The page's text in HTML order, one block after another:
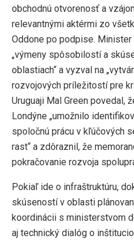
obchodnú otvorenosť a
relevantnými aktérmi zo
Oddone po podpise.
„výmeny spôsobilostí a
oblastiach“ a vyzval na
rozvojových príležitostí pre
Uruguaji Mal Green povedal,
Londýne „umožnilo
spoločnú prácu v kľúčových
rast“ a zdôraznil, že
pokračovanie rozvoja
Pokiaľ ide o infraštruktúru,
skúseností v oblasti
koordinácii s ministerstvom
aj technický dialóg o